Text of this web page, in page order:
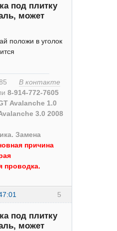
под плитку
может
положи в уголок
385 В контакте
8-914-772-7605
Avalanche 1.0
3.0 2008
Замена
причина
проводка.
5
под плитку
может